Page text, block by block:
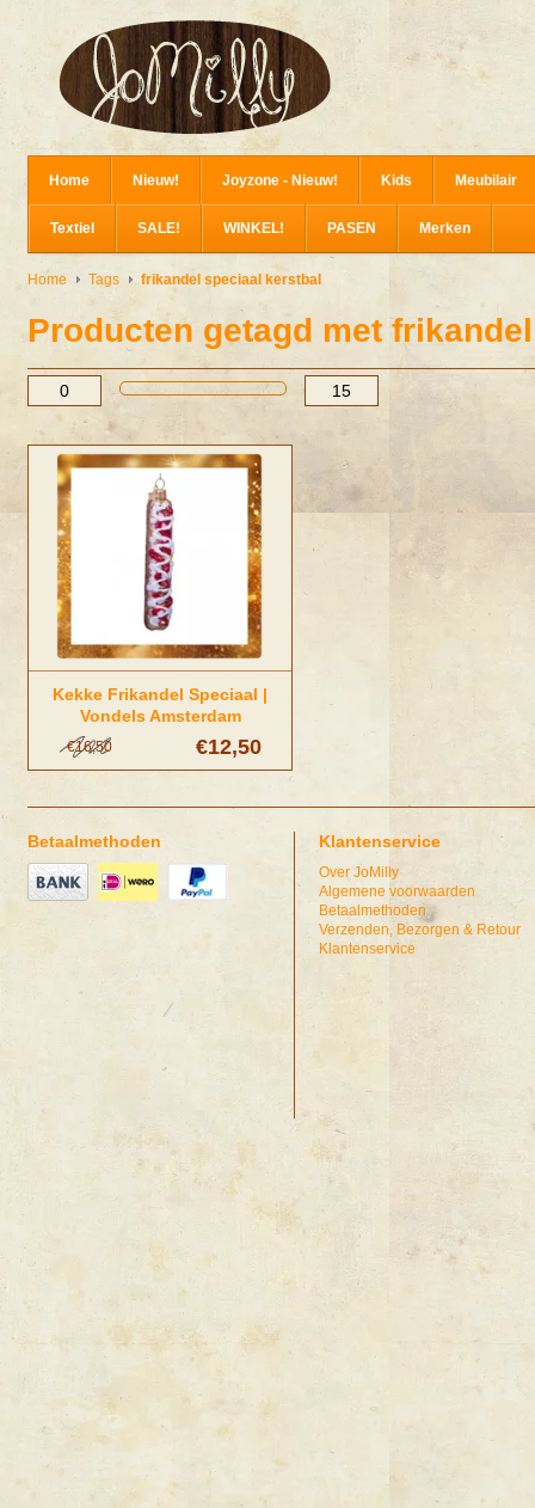
Home Nieuw! Joyzone - Nieuw! Kids Meubilair
Textiel SALE! WINKEL! PASEN Merken
Home Tags frikandel speciaal kerstbal
Producten getagd met
Kekke Frikandel Speciaal |
Vondels Amsterdam
€12,50
€16,50
Betaalmethoden Klantenservice
Over JoMilly
Algemene voorwaarden
Betaalmethoden
Verzenden, Bezorgen & Retour
Klantenservice